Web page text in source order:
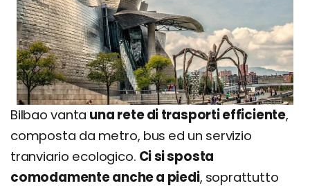
Bilbao vanta una rete di trasporti efficiente,
composta da metro, bus ed un servizio
tranviario ecologico. Ci si sposta
comodamente anche a piedi, soprattutto